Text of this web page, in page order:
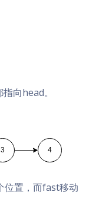
向head。
4
3
位置，而fast移动